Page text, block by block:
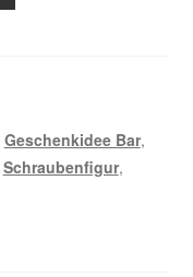
Geschenkidee Bar,
Schraubenfigur,